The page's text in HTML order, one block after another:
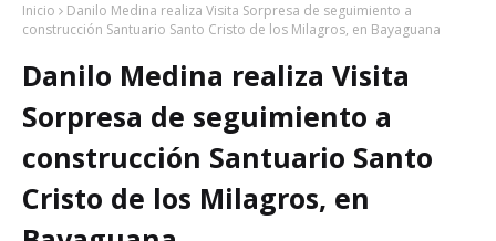
Inicio
Danilo Medina realiza Visita Sorpresa de seguimiento a
construcción Santuario Santo Cristo de los Milagros, en Bayaguana
Danilo Medina realiza Visita
Sorpresa de seguimiento a
construcción Santuario Santo
Cristo de los Milagros, en